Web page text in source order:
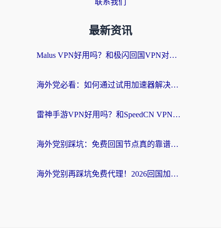
联系我们
最新资讯
Malus VPN好用吗？和极闪回国VPN对比哪个回国效果更好？海外党亲测3款加速器+避坑指南
海外党必看：如何通过试用加速器解决国内APP地区限制？附2026最新对比测评
雷神手游VPN好用吗？和SpeedCN VPN对比哪个回国效果更好？海外党亲测3款加速器+避坑指南
海外党别踩坑：免费回国节点真的靠谱吗？教你选对加速器无缝访问国内资源
海外党别再踩坑免费代理！2026回国加速器全攻略：从选线到避坑，无缝访问国内资源